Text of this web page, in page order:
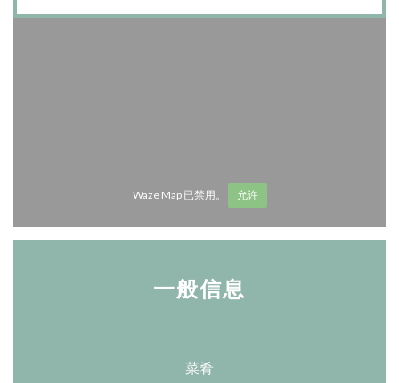
Waze Map 已禁用。 允许
一般信息
菜肴